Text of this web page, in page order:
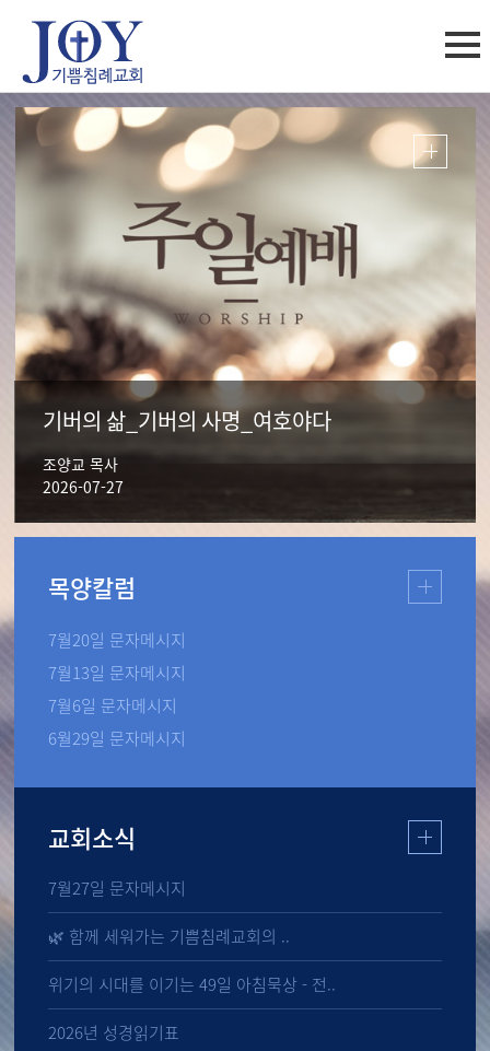
기버의 삶_기버의 사명_여호야다
조양교 목사
2026-07-27
목양칼럼
7월20일 문자메시지
7월13일 문자메시지
7월6일 문자메시지
6월29일 문자메시지
교회소식
7월27일 문자메시지
🌿 함께 세워가는 기쁨침례교회의 ..
위기의 시대를 이기는 49일 아침묵상 - 전..
2026년 성경읽기표